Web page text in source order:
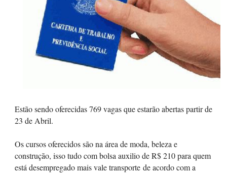
Estão sendo oferecidas 769 vagas que estarão abertas partir de
23 de Abril.
Os cursos oferecidos são na área de moda, beleza e
construção, isso tudo com bolsa auxilio de R$ 210 para quem
está desempregado mais vale transporte de acordo com a